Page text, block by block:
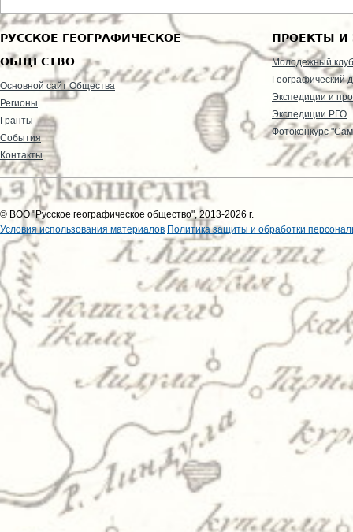
РУССКОЕ ГЕОГРАФИЧЕСКОЕ
ОБЩЕСТВО
Основной сайт Общества
Регионы
Гранты
События
Контакты
ПРОЕКТЫ И
Молодежный клуб
Географический
Экспедиции и
Экспедиции РГО
Фотоконкурс
© ВОО "Русское географическое общество", 2013-2026 г.
Условия использования материалов Политика защиты и обработки